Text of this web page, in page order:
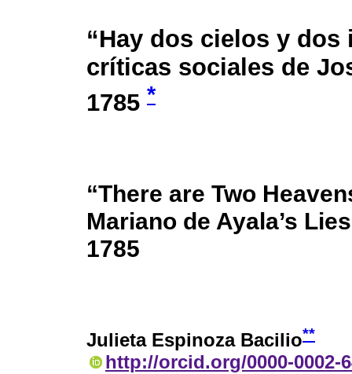
“Hay dos cielos y
críticas sociales de
1785 *
“There are Two
Mariano de Ayala’s
1785
Julieta Espinoza Bacilio**
http://orcid.org/0000-0002-